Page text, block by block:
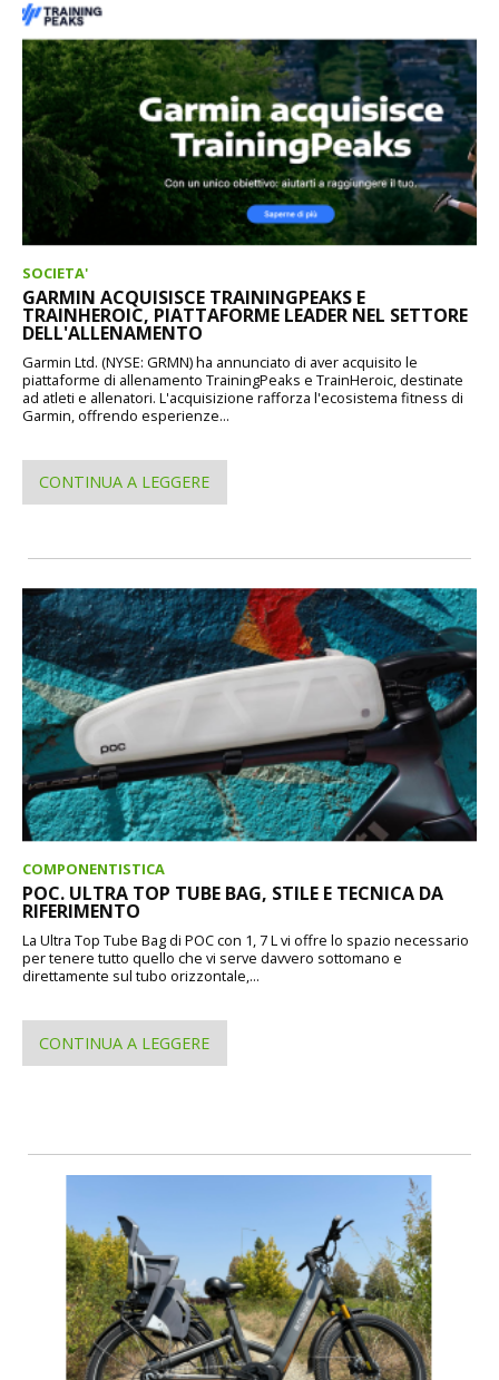
SOCIETA'
GARMIN ACQUISISCE TRAININGPEAKS E
TRAINHEROIC, PIATTAFORME LEADER NEL SETTORE
DELL'ALLENAMENTO
Garmin Ltd. (NYSE: GRMN) ha annunciato di aver acquisito le
piattaforme di allenamento TrainingPeaks e TrainHeroic, destinate
ad atleti e allenatori. L'acquisizione rafforza l'ecosistema fitness di
Garmin, offrendo esperienze...
CONTINUA A LEGGERE
COMPONENTISTICA
POC. ULTRA TOP TUBE BAG, STILE E TECNICA DA
RIFERIMENTO
La Ultra Top Tube Bag di POC con 1, 7 L vi offre lo spazio necessario
per tenere tutto quello che vi serve davvero sottomano e
direttamente sul tubo orizzontale,...
CONTINUA A LEGGERE